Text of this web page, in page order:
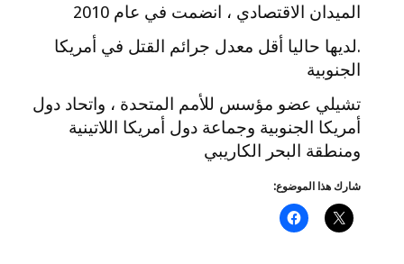
الميدان الاقتصادي ، انضمت في عام 2010
.لديها حاليا أقل معدل جرائم القتل في أمريكا
الجنوبية
تشيلي عضو مؤسس للأمم المتحدة ، واتحاد دول
أمريكا الجنوبية وجماعة دول أمريكا اللاتينية
ومنطقة البحر الكاريبي
شارك هذا الموضوع: